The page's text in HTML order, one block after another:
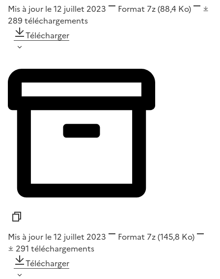
Mis à jour le 12 juillet 2023 Format 7z(88,4 Ko)
289 téléchargements
Télécharger
Mis à jour le 12 juillet 2023 Format 7z(145,8 Ko)
291 téléchargements
Télécharger